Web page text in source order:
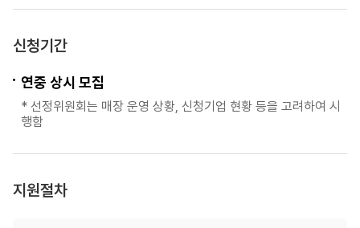
신청기간
연중 상시 모집
선정위원회는 매장 운영 상황, 신청기업 현황 등을 고려하여 시
행함
지원절차